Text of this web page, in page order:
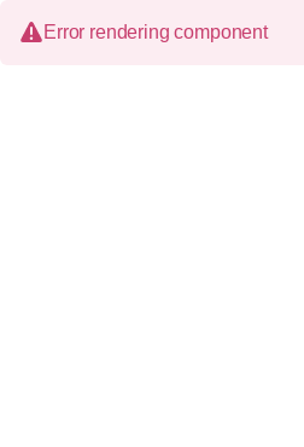
Error rendering component